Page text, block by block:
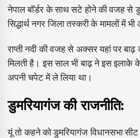
नेपाल बॉर्डर के साथ सटे होने की वजह से
सिद्धार्थ नगर जिला तस्करी के मामलों में
राप्ती नदी की वजह से अक्सर यहां पर
मिलती है। इस साल भी बाढ़ ने इस इलाके
अपनी चपेट में ले लिया था।
डुमरियागंज की राजनीति:
यूं तो कहने को डुमरियागंज विधानसभा